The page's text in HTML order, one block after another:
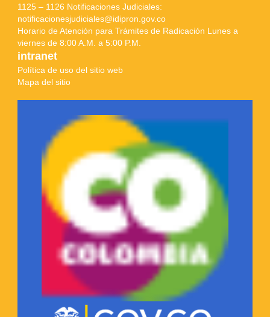
1125 – 1126 Notificaciones Judiciales:
notificacionesjudiciales@idipron.gov.co
Horario de Atención para Trámites de Radicación Lunes a
viernes de 8:00 A.M. a 5:00 P.M.
intranet
Política de uso del sitio web
Mapa del sitio